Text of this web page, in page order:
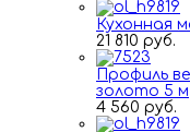
Кухонная
21 810 руб.
Профиль
золото 5 м
4 560 руб.